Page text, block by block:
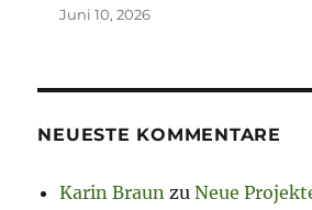
Juni 10, 2026
NEUESTE KOMMENTARE
Karin Braun zuNeue